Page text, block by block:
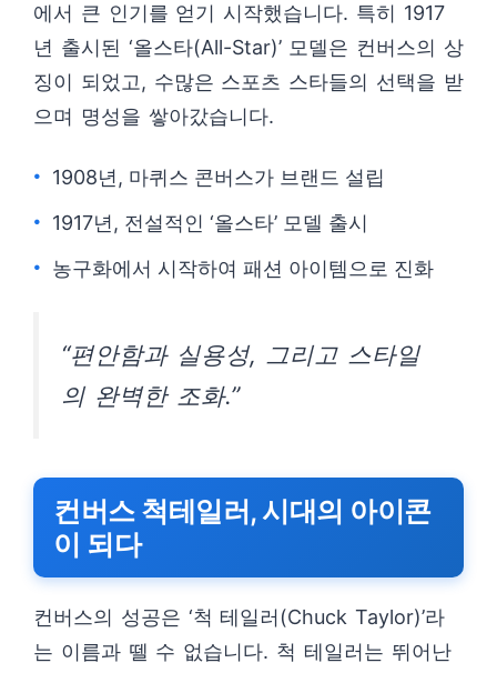
에서 큰 인기를 얻기 시작했습니다. 특히 1917
년 출시된 ‘올스타(All-Star)’ 모델은 컨버스의 상
징이 되었고, 수많은 스포츠 스타들의 선택을 받
으며 명성을 쌓아갔습니다.
1908년, 마퀴스 콘버스가 브랜드 설립
1917년, 전설적인 ‘올스타’ 모델 출시
농구화에서 시작하여 패션 아이템으로 진화
“편안함과 실용성, 그리고 스타일
의 완벽한 조화.”
컨버스 척테일러, 시대의 아이콘
이 되다
컨버스의 성공은 ‘척 테일러(Chuck Taylor)’라
는 이름과 뗄 수 없습니다. 척 테일러는 뛰어난